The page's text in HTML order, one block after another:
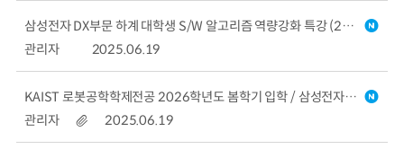
삼성전자 DX부문 하계 대학생 S/W 알고리즘 역량강화 특강 (2025.07.14~08.08 온라인 진행) / 신청접수 : ~06.27(금) 12:00
관리자
2025.06.19
KAIST 로봇공학학제전공 2026학년도 봄학기 입학 / 삼성전자 로보틱스 인재양성 프로그램(REPS, 재학생구분전환 포함) 모집설명회 06.26(목) 개최 안내
관리자
2025.06.19